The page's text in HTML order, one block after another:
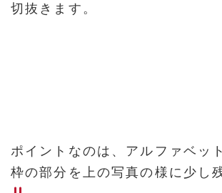
切抜きます。
ポイントなのは、アルファベッ
枠の部分を上の写真の様に少し